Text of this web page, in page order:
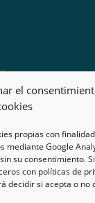
el
propias con
mediante Google
su consentimiento.
con políticas de
decidir si acepta o no